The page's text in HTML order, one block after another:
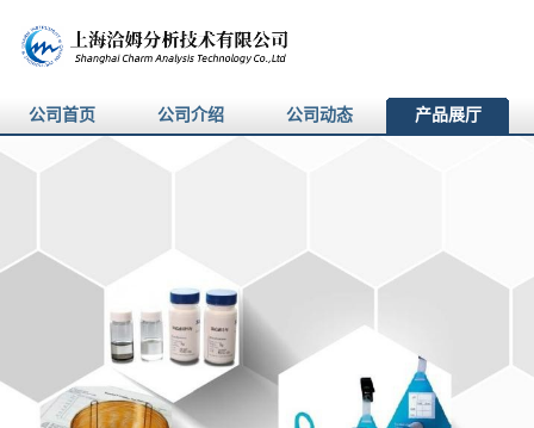
公司首页 公司介绍 公司动态 产品展厅